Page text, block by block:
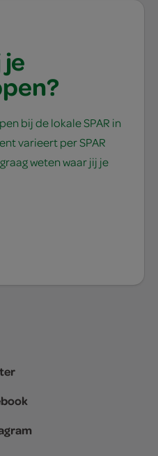
bij de lokale SPAR in
varieert per SPAR
weten waar jij je